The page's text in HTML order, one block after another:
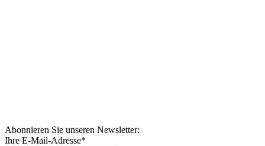
Abonnieren Sie unseren Newsletter:
Ihre E-Mail-Adresse*